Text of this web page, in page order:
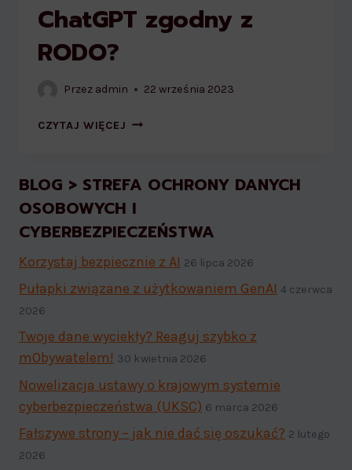
ChatGPT zgodny z
RODO?
Przez admin 22 września 2023
CZYTAJ WIĘCEJ CHATGPT
BLOG > STREFA OCHRONY DANYCH
OSOBOWYCH I
CYBERBEZPIECZEŃSTWA
Korzystaj bezpiecznie z AI 26 lipca 2026
Pułapki związane z użytkowaniem GenAI 4 czerwca
2026
Twoje dane wyciekły? Reaguj szybko z
mObywatelem! 30 kwietnia 2026
Nowelizacja ustawy o krajowym systemie
cyberbezpieczeństwa (UKSC) 6 marca 2026
Fałszywe strony – jak nie dać się oszukać? 2 lutego
2026